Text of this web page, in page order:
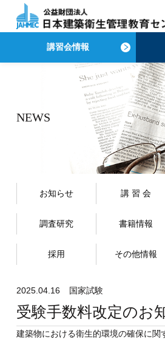
講習会情報
NEWS
お知らせ 講 習 会
調査研究 書籍情報
採用 その他情報
2025.04.16 国家試験
受験手数料改定のお
建築物における衛生的環境の確保に関